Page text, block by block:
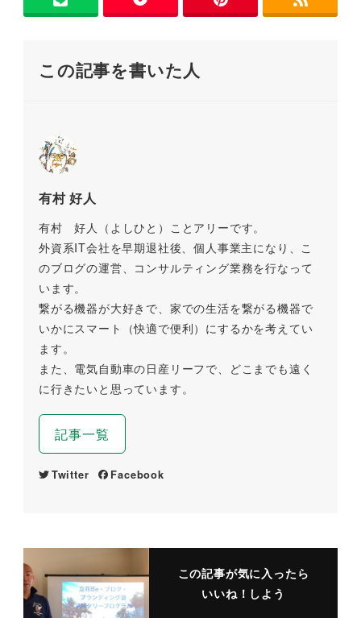
o
k
n
この記事を書いた人
有村 好人
有村 好人（よしひと）ことアリーです。
外資系IT会社を早期退社後、個人事業主になり、こ
のブログの運営、コンサルティング業務を行なって
います。
繋がる機器が大好きで、家での生活を繋がる機器で
いかにスマート（快適で便利）にするかを考えてい
ます。
また、電気自動車の日産リーフで、どこまでも遠く
に行きたいと思っています。
記事一覧
Twitter Facebook
この記事が気に入ったら
いいね！しよう